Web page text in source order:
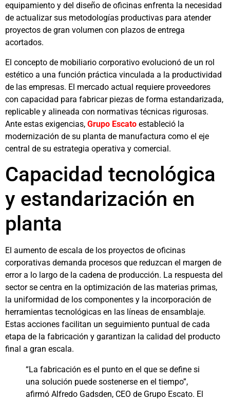
equipamiento y del diseño de oficinas enfrenta la necesidad
de actualizar sus metodologías productivas para atender
proyectos de gran volumen con plazos de entrega
acortados.
El concepto de mobiliario corporativo evolucionó de un rol
estético a una función práctica vinculada a la productividad
de las empresas. El mercado actual requiere proveedores
con capacidad para fabricar piezas de forma estandarizada,
replicable y alineada con normativas técnicas rigurosas.
Ante estas exigencias, Grupo Escato estableció la
modernización de su planta de manufactura como el eje
central de su estrategia operativa y comercial.
Capacidad tecnológica
y estandarización en
planta
El aumento de escala de los proyectos de oficinas
corporativas demanda procesos que reduzcan el margen de
error a lo largo de la cadena de producción. La respuesta del
sector se centra en la optimización de las materias primas,
la uniformidad de los componentes y la incorporación de
herramientas tecnológicas en las líneas de ensamblaje.
Estas acciones facilitan un seguimiento puntual de cada
etapa de la fabricación y garantizan la calidad del producto
final a gran escala.
“La fabricación es el punto en el que se define si
una solución puede sostenerse en el tiempo”,
afirmó Alfredo Gadsden, CEO de Grupo Escato. El